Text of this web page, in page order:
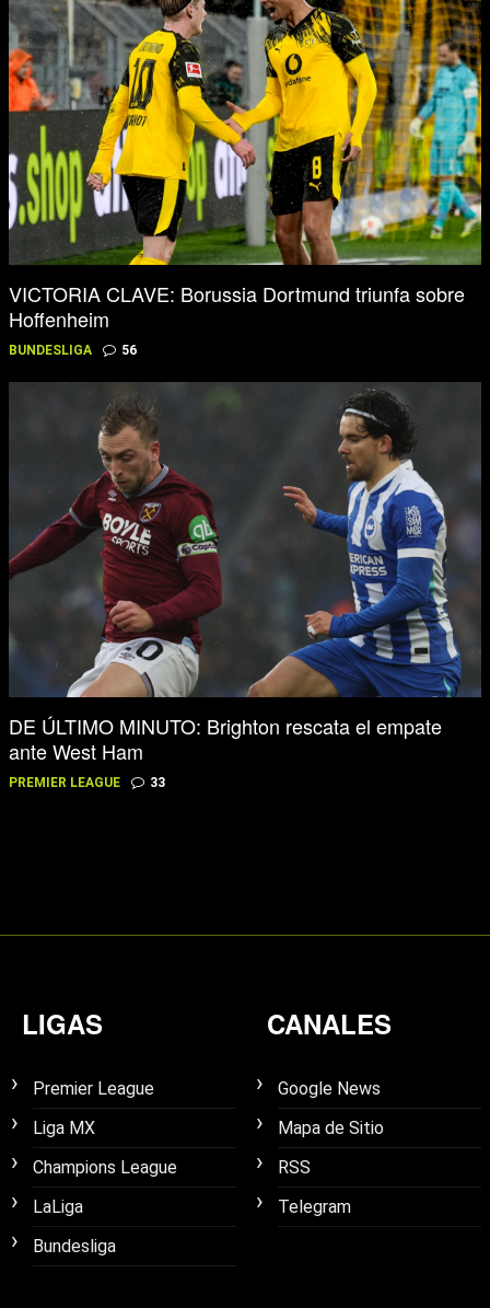
VICTORIA CLAVE: Borussia Dortmund triunfa sobre
Hoffenheim
BUNDESLIGA 56
DE ÚLTIMO MINUTO: Brighton rescata el empate
ante West Ham
PREMIER LEAGUE 33
LIGAS
Premier League
Liga MX
Champions League
LaLiga
Bundesliga
CANALES
Google News
Mapa de Sitio
RSS
Telegram